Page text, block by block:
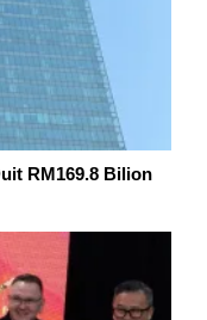
RM169.8 Bilion